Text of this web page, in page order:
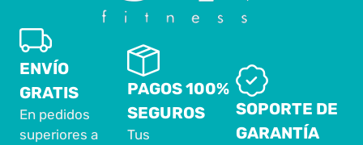
ENVÍO
GRATIS
En pedidos
superiores a
PAGOS 100%
SEGUROS
Tus
SOPORTE DE
GARANTÍA